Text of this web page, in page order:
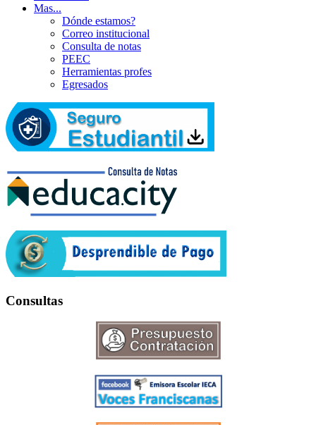
Mas...
Dónde estamos?
Correo institucional
Consulta de notas
PEEC
Herramientas profes
Egresados
Consultas